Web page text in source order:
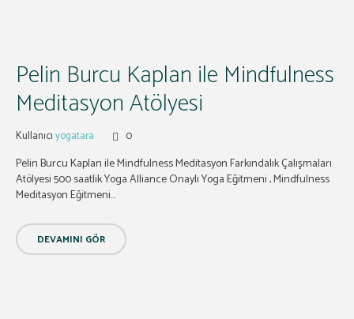
Pelin Burcu Kaplan ile Mindfulness
Meditasyon Atölyesi
Kullanıcıyogatara 0
Pelin Burcu Kaplan ile Mindfulness Meditasyon Farkındalık Çalışmaları
Atölyesi 500 saatlik Yoga Alliance Onaylı Yoga Eğitmeni , Mindfulness
Meditasyon Eğitmeni...
DEVAMINI GÖR